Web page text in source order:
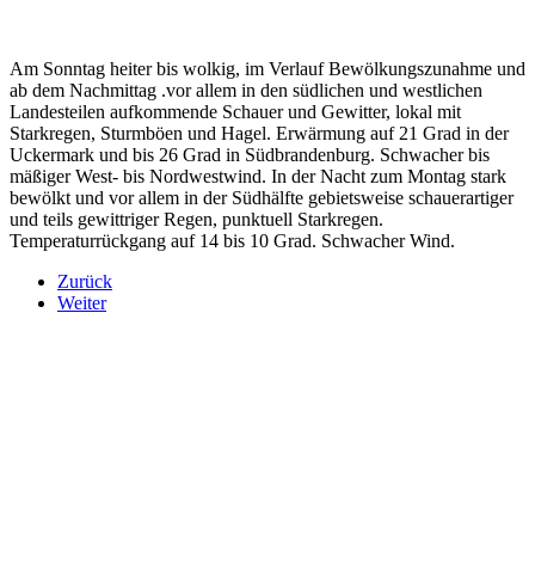
Am Sonntag heiter bis wolkig, im Verlauf Bewölkungszunahme und
ab dem Nachmittag .vor allem in den südlichen und westlichen
Landesteilen aufkommende Schauer und Gewitter, lokal mit
Starkregen, Sturmböen und Hagel. Erwärmung auf 21 Grad in der
Uckermark und bis 26 Grad in Südbrandenburg. Schwacher bis
mäßiger West- bis Nordwestwind. In der Nacht zum Montag stark
bewölkt und vor allem in der Südhälfte gebietsweise schauerartiger
und teils gewittriger Regen, punktuell Starkregen.
Temperaturrückgang auf 14 bis 10 Grad. Schwacher Wind.
Zurück
Weiter